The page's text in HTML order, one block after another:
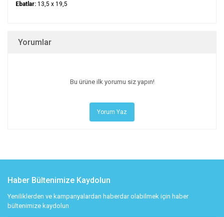
Ebatlar: 13,5 x 19,5
Yorumlar
Bu ürüne ilk yorumu siz yapın!
Yorum Yaz
Haber Bültenimize Kaydolun
Yeniliklerden ve kampanyalardan haberdar olabilmek için haber
bültenimize kaydolun